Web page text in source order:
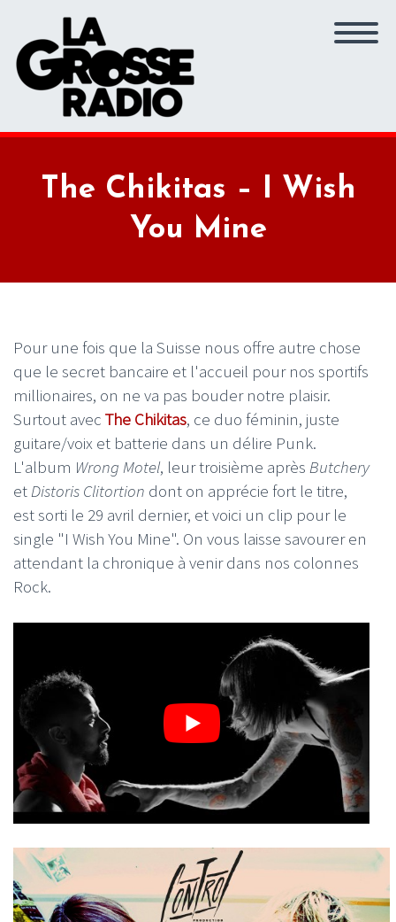
The Chikitas – I Wish
You Mine
Pour une fois que la Suisse nous offre autre chose
que le secret bancaire et l'accueil pour nos sportifs
millionaires, on ne va pas bouder notre plaisir.
Surtout avec The Chikitas, ce duo féminin, juste
guitare/voix et batterie dans un délire Punk.
L'album Wrong Motel, leur troisième après Butchery
etDistoris Clitortion dont on apprécie fort le titre,
est sorti le 29 avril dernier, et voici un clip pour le
single "I Wish You Mine". On vous laisse savourer en
attendant la chronique à venir dans nos colonnes
Rock.